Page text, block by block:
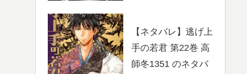
【ネタバレ】逃げ上
手の若君 第22巻 高
師冬1351 のネタバ